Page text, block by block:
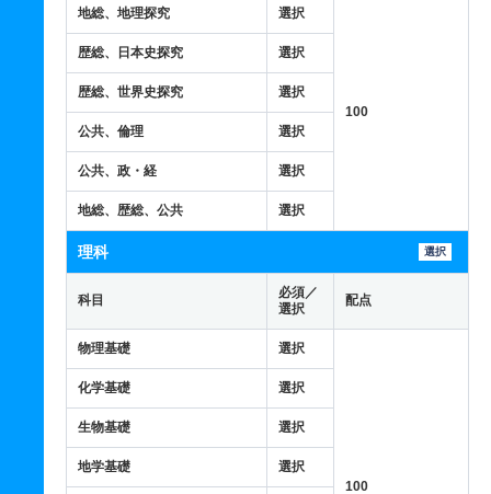
地総、地理探究 選択
100
歴総、日本史探究 選択
歴総、世界史探究 選択
公共、倫理 選択
公共、政・経 選択
地総、歴総、公共 選択
理科 選択
科目
必須／
選択
配点
物理基礎 選択
100
化学基礎 選択
生物基礎 選択
地学基礎 選択